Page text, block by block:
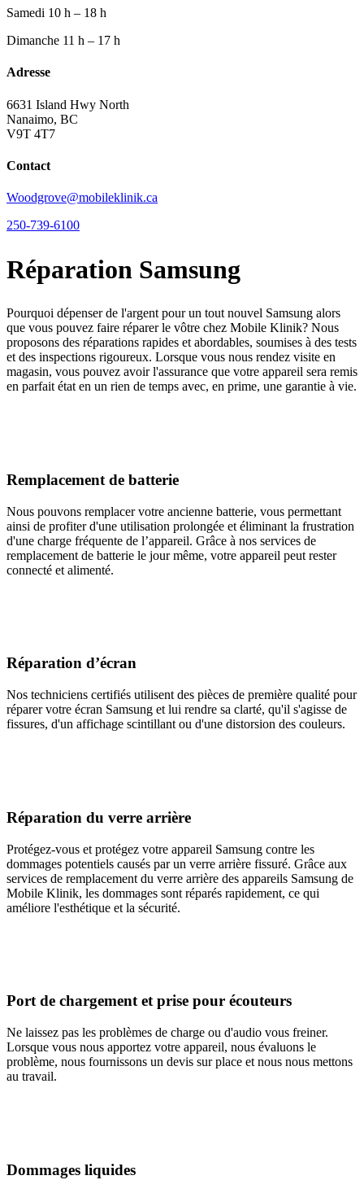
Samedi 10 h – 18 h
Dimanche 11 h – 17 h
Adresse
6631 Island Hwy North
Nanaimo, BC
V9T 4T7
Contact
Woodgrove@mobileklinik.ca
250-739-6100
Réparation Samsung
Pourquoi dépenser de l'argent pour un tout nouvel Samsung alors
que vous pouvez faire réparer le vôtre chez Mobile Klinik? Nous
proposons des réparations rapides et abordables, soumises à des tests
et des inspections rigoureux. Lorsque vous nous rendez visite en
magasin, vous pouvez avoir l'assurance que votre appareil sera remis
en parfait état en un rien de temps avec, en prime, une garantie à vie.
Remplacement de batterie
Nous pouvons remplacer votre ancienne batterie, vous permettant
ainsi de profiter d'une utilisation prolongée et éliminant la frustration
d'une charge fréquente de l’appareil. Grâce à nos services de
remplacement de batterie le jour même, votre appareil peut rester
connecté et alimenté.
Réparation d’écran
Nos techniciens certifiés utilisent des pièces de première qualité pour
réparer votre écran Samsung et lui rendre sa clarté, qu'il s'agisse de
fissures, d'un affichage scintillant ou d'une distorsion des couleurs.
Réparation du verre arrière
Protégez-vous et protégez votre appareil Samsung contre les
dommages potentiels causés par un verre arrière fissuré. Grâce aux
services de remplacement du verre arrière des appareils Samsung de
Mobile Klinik, les dommages sont réparés rapidement, ce qui
améliore l'esthétique et la sécurité.
Port de chargement et prise pour écouteurs
Ne laissez pas les problèmes de charge ou d'audio vous freiner.
Lorsque vous nous apportez votre appareil, nous évaluons le
problème, nous fournissons un devis sur place et nous nous mettons
au travail.
Dommages liquides